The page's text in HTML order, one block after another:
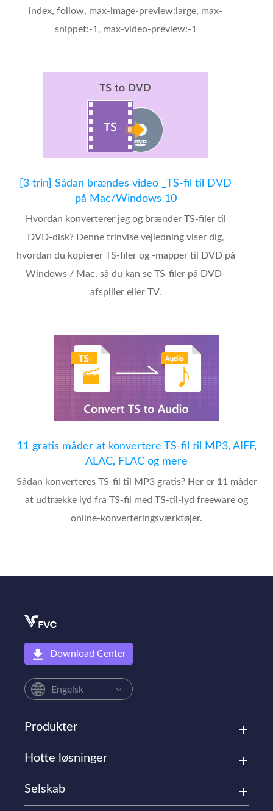
index, follow, max-image-preview:large, max-
snippet:-1, max-video-preview:-1
[3 trin] Sådan brændes video _TS-fil til DVD
på Mac/Windows 10
Hvordan konverterer jeg og brænder TS-filer til
DVD-disk? Denne trinvise vejledning viser dig,
hvordan du kopierer TS-filer og -mapper til DVD på
Windows / Mac, så du kan se TS-filer på DVD-
afspiller eller TV.
11 gratis måder at konvertere TS-fil til MP3, AIFF,
ALAC, FLAC og mere
Sådan konverteres TS-fil til MP3 gratis? Her er 11 måder
at udtrække lyd fra TS-fil med TS-til-lyd freeware og
online-konverteringsværktøjer.
Download Center
Engelsk
Produkter
Hotte løsninger
Selskab